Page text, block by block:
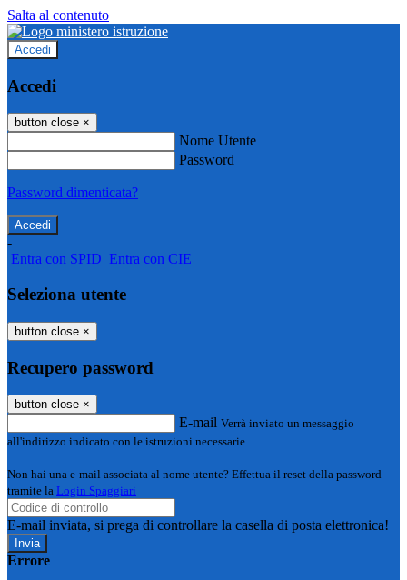
Salta al contenuto
Accedi
Accedi
button close ×
Nome Utente
Password
Password dimenticata?
-
Entra con SPID Entra con CIE
Seleziona utente
button close ×
Recupero password
button close ×
E-mail Verrà inviato un messaggio
all'indirizzo indicato con le istruzioni necessarie.
Non hai una e-mail associata al nome utente? Effettua il reset della password
tramite la Login Spaggiari
E-mail inviata, si prega di controllare la casella di posta elettronica!
Errore